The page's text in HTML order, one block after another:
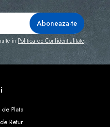
in Politica de Confidentialitate
Plata
Retur